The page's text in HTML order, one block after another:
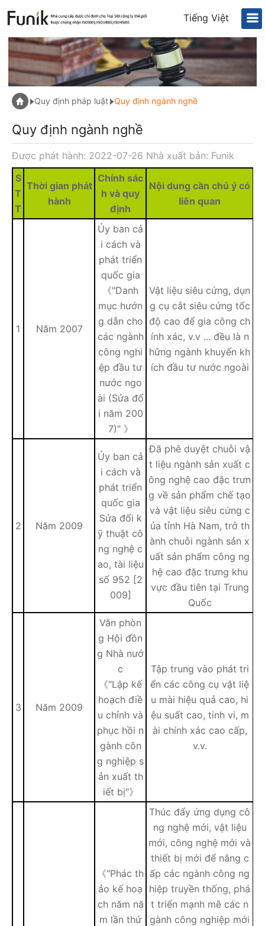
Tiếng Việt
Quy định pháp luật Quy định ngành nghề
Quy định ngành nghề
Được phát hành: 2022-07-26 Nhà xuất bản: Funik
S
T
T
Thời gian phát
hành
Chính sác
h và quy
định
Nội dung cần chú ý có
liên quan
1 Năm 2007
Ủy ban cả
i cách và
phát triển
quốc gia
《"Danh
mục hướn
g dẫn cho
các ngành
công nghi
ệp đầu tư
nước ngo
ài (Sửa đổ
i năm 200
7)" 》
Vật liệu siêu cứng, dụn
g cụ cắt siêu cứng tốc
độ cao để gia công ch
ính xác, v.v ... đều là n
hững ngành khuyến kh
ích đầu tư nước ngoài
2 Năm 2009
Ủy ban cả
i cách và
phát triển
quốc gia
Sửa đổi k
ỹ thuật cô
ng nghệ c
ao, tài liệu
số 952 [2
009]
Đã phê duyệt chuỗi vậ
t liệu ngành sản xuất c
ông nghệ cao đặc trưn
g về sản phẩm chế tạo
và vật liệu siêu cứng c
ủa tỉnh Hà Nam, trở th
ành chuỗi ngành sản x
uất sản phẩm công ng
hệ cao đặc trưng khu
vực đầu tiên tại Trung
Quốc
3 Năm 2009
Văn phòn
g Hội đồn
g Nhà nướ
c
《"Lập kế
hoạch điề
u chỉnh và
phục hồi n
gành côn
g nghiệp s
ản xuất th
iết bị"》
Tập trung vào phát tri
ển các công cụ vật liệ
u mài hiệu quả cao, hi
ệu suất cao, tinh vi, m
ài chính xác cao cấp,
v.v.
《"Phác th
ảo kế hoạ
ch năm nă
m lần thứ
Thúc đẩy ứng dụng cô
ng nghệ mới, vật liệu
mới, công nghệ mới và
thiết bị mới để nâng c
ấp các ngành công ng
hiệp truyền thống, phá
t triển mạnh mẽ các n
gành công nghiệp mới